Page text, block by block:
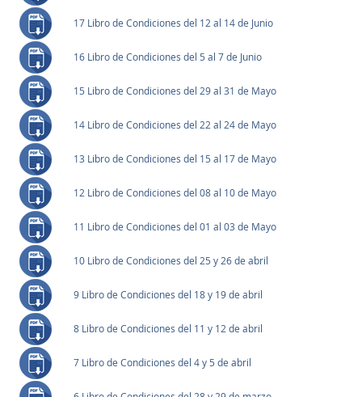
17 Libro de Condiciones del 12 al 14 de Junio
16 Libro de Condiciones del 5 al 7 de Junio
15 Libro de Condiciones del 29 al 31 de Mayo
14 Libro de Condiciones del 22 al 24 de Mayo
13 Libro de Condiciones del 15 al 17 de Mayo
12 Libro de Condiciones del 08 al 10 de Mayo
11 Libro de Condiciones del 01 al 03 de Mayo
10 Libro de Condiciones del 25 y 26 de abril
9 Libro de Condiciones del 18 y 19 de abril
8 Libro de Condiciones del 11 y 12 de abril
7 Libro de Condiciones del 4 y 5 de abril